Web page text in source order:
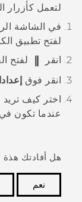
لتعمل كأزرار
في الشاشة
لفتح تطبيق
انقر
لفتح
انقر فوق
اختر كيف
عندما تكون
هل أفادتك هذة
نعم